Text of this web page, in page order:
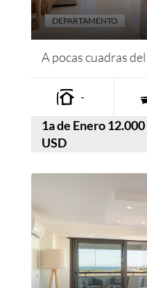
A pocas cuadras
-
DEPARTAMENTO
1a de Enero 12.000
USD